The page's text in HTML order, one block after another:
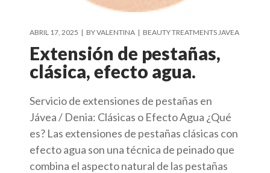
ABRIL 17, 2025 BYVALENTINA BEAUTY TREATMENTS JAVEA
Extensión de pestañas,
clásica, efecto agua.
Servicio de extensiones de pestañas en
Jávea / Denia: Clásicas o Efecto Agua ¿Qué
es? Las extensiones de pestañas clásicas con
efecto agua son una técnica de peinado que
combina el aspecto natural de las pestañas